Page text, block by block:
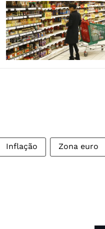
Inflação Zona euro